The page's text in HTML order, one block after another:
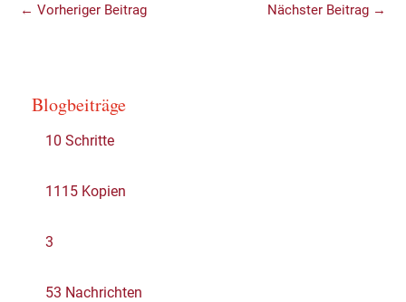
← Vorheriger Beitrag Nächster Beitrag →
Blogbeiträge
10 Schritte
1115 Kopien
3
53 Nachrichten